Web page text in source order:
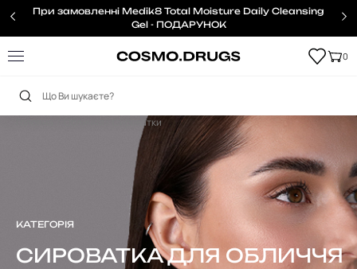
При замовленні Medik8 Total Moisture Daily Cleansing
Gel - ПОДАРУНОК
0
Сироватки
КАТЕГОРІЯ
СИРОВАТКА ДЛЯ ОБЛИЧЧЯ